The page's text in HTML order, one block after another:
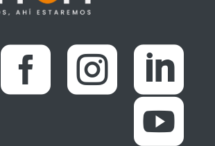
  
